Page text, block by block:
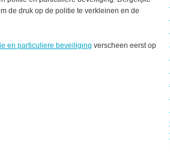
de druk op de politie te verkleinen en de
en particuliere beveiliging verscheen eerst op